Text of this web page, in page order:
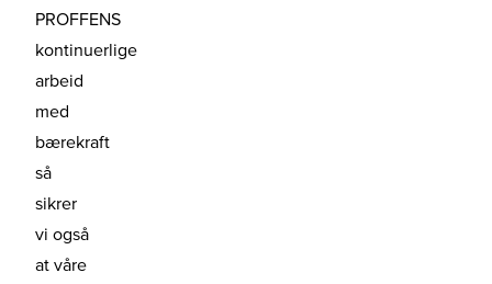
PROFFENS
kontinuerlige
arbeid
med
bærekraft
så
sikrer
vi også
at våre